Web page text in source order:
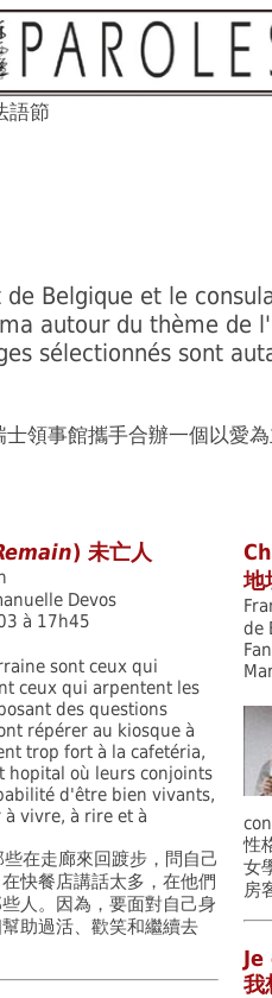
語節
Belgique et le
autour du thème de
sélectionnés sont
領事館攜手合辦一個以愛
) 未亡人
Devos
à 17h45
sont ceux qui
ceux qui arpentent les
des questions
répérer au kiosque à
trop fort à la cafetéria,
hopital où leurs conjoints
d'être bien vivants,
vivre, à rire et à
在走廊來回踱步，問自己
快餐店講話太多，在他們
人。因為，要面對自己身
助過活、歡笑和繼續去
地
de
性
女
房
我